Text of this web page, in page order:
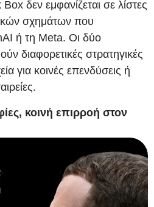
δεν εμφανίζεται σε λίστες
σχημάτων που
ή τη Meta. Οι δύο
διαφορετικές στρατηγικές
για κοινές επενδύσεις ή
κοινή επιρροή στον